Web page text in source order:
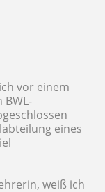
vor einem
BWL-
eines
weiß ich